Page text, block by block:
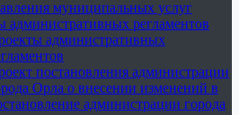
муниципальных услуг
административных регламентов
административных
постановления администрации
Орла о внесении изменений в
администрации города